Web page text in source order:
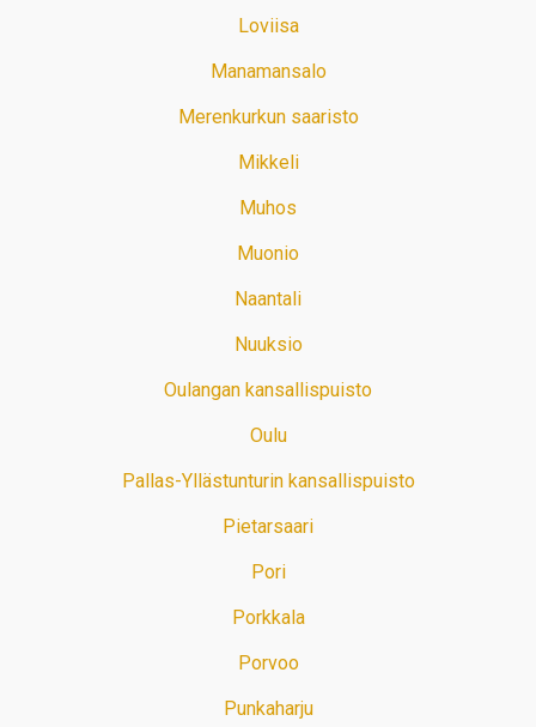
Loviisa
Manamansalo
Merenkurkun saaristo
Mikkeli
Muhos
Muonio
Naantali
Nuuksio
Oulangan kansallispuisto
Oulu
Pallas-Yllästunturin kansallispuisto
Pietarsaari
Pori
Porkkala
Porvoo
Punkaharju